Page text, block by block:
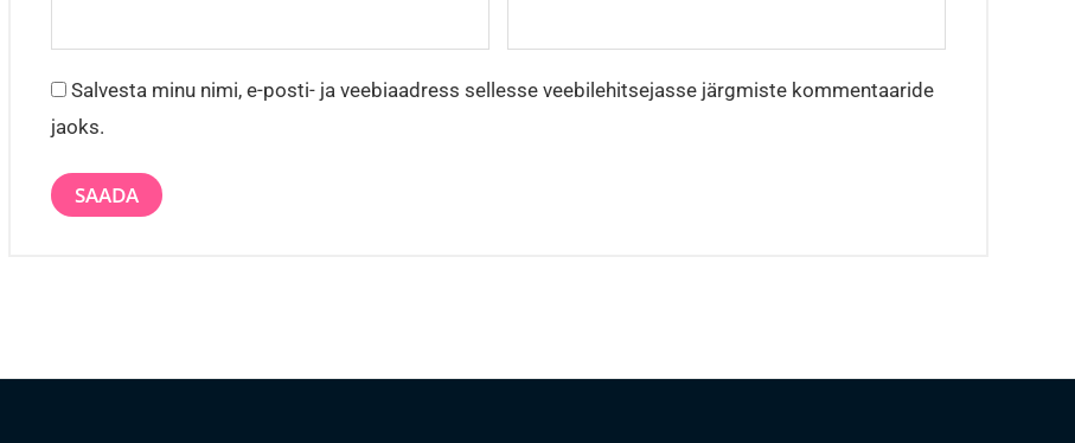
Salvesta minu nimi, e-posti- ja veebiaadress sellesse veebilehitsejasse järgmiste kommentaaride
jaoks.